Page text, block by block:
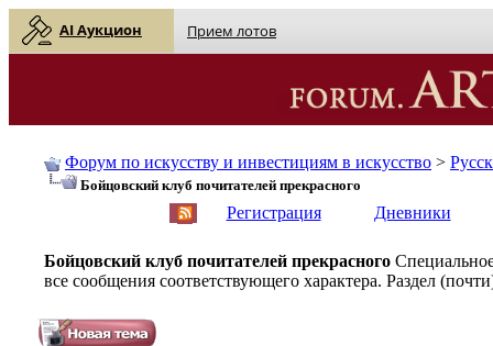
AI Аукцион Прием лотов
Форум по искусству и инвестициям в искусство >
Бойцовский клуб почитателей прекрасного
Регистрация Дневники
Бойцовский клуб почитателей прекрасного
все сообщения соответствующего характера. Раздел